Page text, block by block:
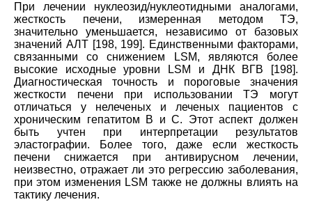
При лечении нуклеозид/нуклеотидными аналогами,
жесткость печени, измеренная методом TЭ,
значительно уменьшается, независимо от базовых
значений АЛТ [198, 199]. Единственными факторами,
связанными со снижением LSM, являются более
высокие исходные уровни LSM и ДНК ВГВ [198].
Диагностическая точность и пороговые значения
жесткости печени при использовании TЭ могут
отличаться у нелеченых и леченых пациентов с
хроническим гепатитом B и C. Этот аспект должен
быть учтен при интерпретации результатов
эластографии. Более того, даже если жесткость
печени снижается при антивирусном лечении,
неизвестно, отражает ли это регрессию заболевания,
при этом изменения LSM также не должны влиять на
тактику лечения.